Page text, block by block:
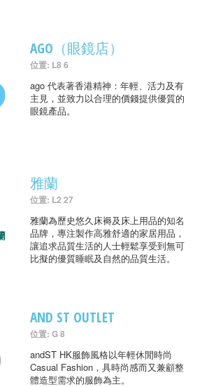
AGO（眼鏡店）
位置: L8 6
ago 代表著香港精神：年輕、活力及有
主見，並致力以合理的價錢提供優質的
眼鏡產品。
雅蘭
位置: L2 27
雅蘭為歷史悠久床褥及床上用品的知名
品牌，專注製作高雅舒適的家居用品，
讓追求品質生活的人士輕鬆享受到無可
比擬的優質睡眠及自然的品質生活。
AND ST OUTLET
位置: G 8
andST HK服飾風格以年輕休閒時尚
Casual Fashion，具時尚感而又兼顧整
體造型需求的服飾為主。